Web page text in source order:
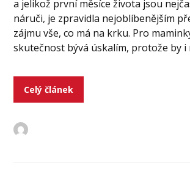
a jelikož první měsíce života jsou
náruči, je zpravidla nejoblíbenějším
zájmu vše, co má na krku. Pro
skutečnost bývá úskalím, protože by i
Celý článek